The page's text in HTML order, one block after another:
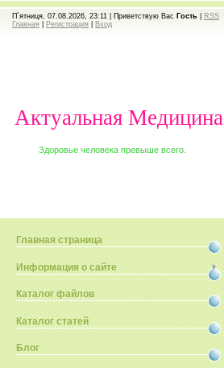
П`ятниця, 07.08.2026, 23:11 | Приветствую Вас Гость
RSS
Главная
Регистрация Вход
Актуальная Медицина
Здоровье человека превыше всего.
Главная страница
Информация о сайте
Каталог файлов
Каталог статей
Блог